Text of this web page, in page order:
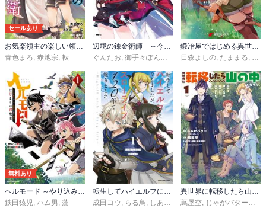
セールあり
お気楽領主の楽しい領地防衛
青色まろ, 赤池宗, 転
辺境の錬金術師 ～今更予算ゼロの職場に戻るとかもう無理～
ぐんたお, 御手々ぽんた 又市マタロー
鍛冶屋ではじめる異世界スローライフ
日森よしの, たままる, キ
無料あり
鉄田猿児
ハム男 藻
成田コウ
らる鳥 しあびす
蔦屋空 じゃがバター（ツギクルブックス）